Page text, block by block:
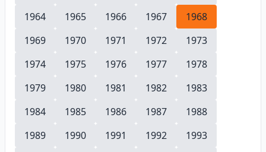
1964
1965 1966 1967
1968
1969
1970 1971 1972
1973
1974
1975 1976 1977
1978
1979
1980 1981 1982
1983
1984
1985 1986 1987
1988
1989
1990 1991 1992
1993